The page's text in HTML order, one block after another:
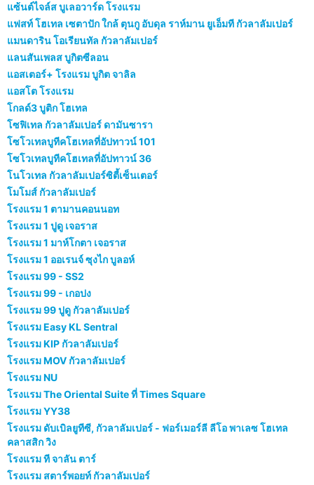
แซ้นต์ไจล์ส บูเลอวาร์ด โรงแรม
แฟสท์ โฮเทล เซตาปัก ใกล้ ตุนกู อับดุล ราห์มาน ยูเอ็มที กัวลาลัมเปอร์
แมนดาริน โอเรียนทัล กัวลาลัมเปอร์
แลนสันเพลส บูกิตซีลอน
แอสเตอร์+ โรงแรม บูกิต จาลิล
แอสโต โรงแรม
โกลด์3 บูติก โฮเทล
โซฟิเทล กัวลาลัมเปอร์ ดามันซารา
โซโวเทลบูทีคโฮเทลที่อัปทาวน์ 101
โซโวเทลบูทีคโฮเทลที่อัปทาวน์ 36
โนโวเทล กัวลาลัมเปอร์ซิตี้เซ็นเตอร์
โมโมส์ กัวลาลัมเปอร์
โรงแรม 1 ตามานคอนนอท
โรงแรม 1 ปูดู เจอราส
โรงแรม 1 มาห์โกตา เจอราส
โรงแรม 1 ออเรนจ์ ซุงไก บูลอห์
โรงแรม 99 - SS2
โรงแรม 99 - เกอปง
โรงแรม 99 ปูดู กัวลาลัมเปอร์
โรงแรม Easy KL Sentral
โรงแรม KIP กัวลาลัมเปอร์
โรงแรม MOV กัวลาลัมเปอร์
โรงแรม NU
โรงแรม The Oriental Suite ที่ Times Square
โรงแรม YY38
โรงแรม ดับเบิลยูทีซี, กัวลาลัมเปอร์ - ฟอร์เมอร์ลี ลีโอ พาเลซ โฮเทล
คลาสสิก วิง
โรงแรม ที จาลัน ตาร์
โรงแรม สตาร์พอยท์ กัวลาลัมเปอร์